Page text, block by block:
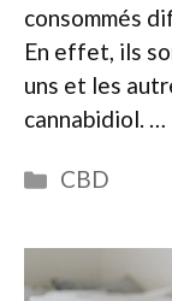
consommés
En effet, ils
uns et les
cannabidiol. …
Catégories
CBD